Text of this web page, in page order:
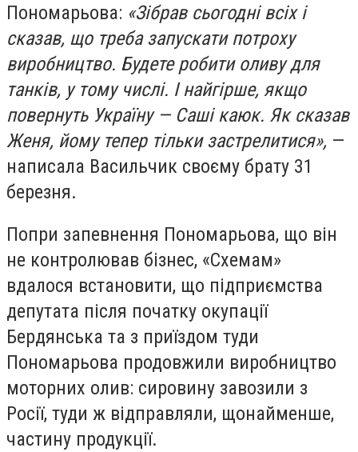
Пономарьова: «Зібрав сьогодні всіх і
сказав, що треба запускати потроху
виробництво. Будете робити оливу для
танків, у тому числі. І найгірше, якщо
повернуть Україну — Саші каюк. Як сказав
Женя, йому тепер тільки застрелитися», —
написала Васильчик своєму брату 31
березня.
Попри запевнення Пономарьова, що він
не контролював бізнес, «Схемам»
вдалося встановити, що підприємства
депутата після початку окупації
Бердянська та з приїздом туди
Пономарьова продовжили виробництво
моторних олив: сировину завозили з
Росії, туди ж відправляли, щонайменше,
частину продукції.